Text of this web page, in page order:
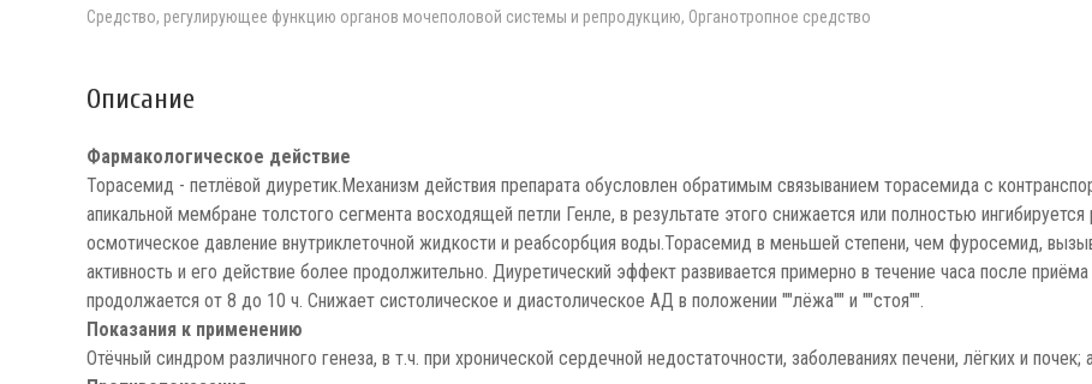
Средство, регулирующее функцию органов мочеполовой системы и репродукцию, Органотропное средство
Описание
Фармакологическое действие
Торасемид - петлёвой диуретик.Механизм действия препарата обусловлен обратимым связыванием торасемида с
апикальной мембране толстого сегмента восходящей петли Генле, в результате этого снижается или полностью
осмотическое давление внутриклеточной жидкости и реабсорбция воды.Торасемид в меньшей степени, чем фуросемид,
активность и его действие более продолжительно. Диуретический эффект развивается примерно в течение часа после
продолжается от 8 до 10 ч. Снижает систолическое и диастолическое АД в положении ""лёжа"" и ""стоя"".
Показания к применению
Отёчный синдром различного генеза, в т.ч. при хронической сердечной недостаточности, заболеваниях печени, лёгких и почек;